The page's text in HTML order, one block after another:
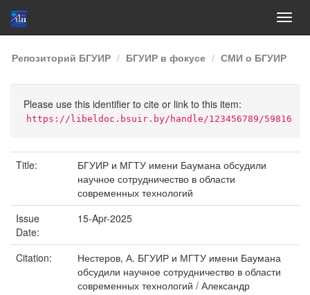
Skip
navigation
Репозиторий БГУИР БГУИР в фокусе СМИ о БГУИР
Please use this identifier to cite or link to this item:
https://libeldoc.bsuir.by/handle/123456789/59816
Title:
БГУИР и МГТУ имени Баумана обсудили
научное сотрудничество в области
современных технологий
Issue
Date:
15-Apr-2025
Citation:
Нестеров, А. БГУИР и МГТУ имени Баумана
обсудили научное сотрудничество в области
современных технологий / Александр